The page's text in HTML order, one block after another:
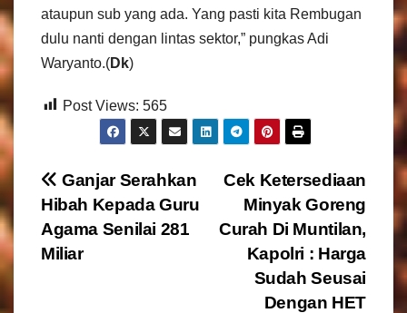
ataupun sub yang ada. Yang pasti kita Rembugan
dulu nanti dengan lintas sektor,” pungkas Adi
Waryanto.(Dk)
Post Views: 565
N
a
v
Cek Ketersediaan
Minyak Goreng
Curah Di Muntilan,
Kapolri : Harga
Sudah Seusai
Dengan HET
Ganjar Serahkan
Hibah Kepada Guru
Agama Senilai 281
Miliar